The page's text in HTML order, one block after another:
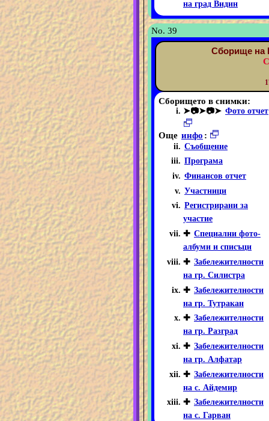
на град Видин
No. 39
Сборище на
Сборището в снимки:
➤📷➤📷➤ Фото отчет
Още инфо :
Съобщение
Програма
Финансов отчет
Участници
Регистрирани за
участие
✚ Специални фото-
албуми и списъци
✚ Забележителности
на гр. Силистра
✚ Забележителности
на гр. Тутракан
✚ Забележителности
на гр. Разград
✚ Забележителности
на гр. Алфатар
✚ Забележителности
на с. Айдемир
✚ Забележителности
на с. Гарван